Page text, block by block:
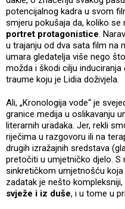
potencijalnog kadra u svom
smjeru pokušaja da, koliko se
portret protagonistice.
u trajanju od dva sata film na
umara gledatelja više nego
možda i škodi cilju
traume koju je Lidia doživjela.
Ali, „Kronologija vode“ je
granice medija u oslikavanju
literarnih uradaka. Jer, rekli
riječima u razgovoru ili na
drugih izražajnih sredstava
pretočiti u umjetničko djelo.
sinkretičkom umjetnošću
zadatak je nešto
svježe i iz duše, i u tome u